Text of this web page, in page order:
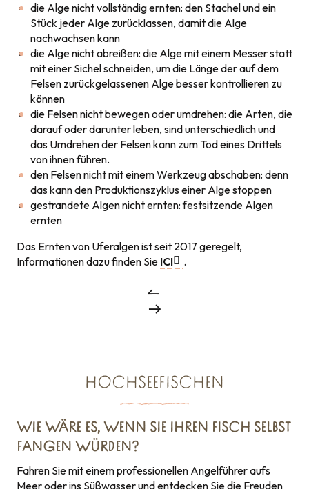
die Alge nicht vollständig ernten: den Stachel und ein
Stück jeder Alge zurücklassen, damit die Alge
nachwachsen kann
die Alge nicht abreißen: die Alge mit einem Messer statt
mit einer Sichel schneiden, um die Länge der auf dem
Felsen zurückgelassenen Alge besser kontrollieren zu
können
die Felsen nicht bewegen oder umdrehen: die Arten, die
darauf oder darunter leben, sind unterschiedlich und
das Umdrehen der Felsen kann zum Tod eines Drittels
von ihnen führen.
den Felsen nicht mit einem Werkzeug abschaben: denn
das kann den Produktionszyklus einer Alge stoppen
gestrandete Algen nicht ernten: festsitzende Algen
ernten
Das Ernten von Uferalgen ist seit 2017 geregelt,
Informationen dazu finden Sie ICI .
HOCHSEEFISCHEN
WIE WÄRE ES, WENN SIE IHREN FISCH SELBST
FANGEN WÜRDEN?
Fahren Sie mit einem professionellen Angelführer aufs
Meer oder ins Süßwasser und entdecken Sie die Freuden